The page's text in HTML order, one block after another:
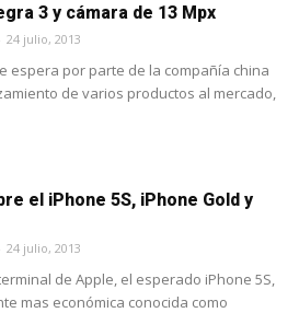
3 y cámara de 13 Mpx
24 julio, 2013
espera por parte de la compañía china
de varios productos al mercado,
el iPhone 5S, iPhone Gold y
24 julio, 2013
de Apple, el esperado iPhone 5S,
mas económica conocida como